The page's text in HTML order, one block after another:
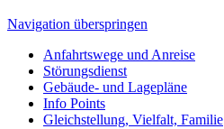
Navigation überspringen
Anfahrtswege und Anreise
Störungsdienst
Gebäude- und Lagepläne
Info Points
Gleichstellung, Vielfalt, Familie